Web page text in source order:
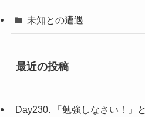
未知との遭遇
最近の投稿
Day230. 「勉強しなさい！」